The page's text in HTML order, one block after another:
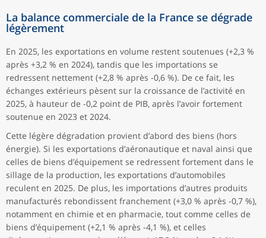
La balance commerciale de la France se dégrade
légèrement
En 2025, les exportations en volume restent soutenues (+2,3 %
après +3,2 % en 2024), tandis que les importations se
redressent nettement (+2,8 % après -0,6 %). De ce fait, les
échanges extérieurs pèsent sur la croissance de l’activité en
2025, à hauteur de -0,2 point de PIB, après l’avoir fortement
soutenue en 2023 et 2024.
Cette légère dégradation provient d’abord des biens (hors
énergie). Si les exportations d’aéronautique et naval ainsi que
celles de biens d’équipement se redressent fortement dans le
sillage de la production, les exportations d’automobiles
reculent en 2025. De plus, les importations d’autres produits
manufacturés rebondissent franchement (+3,0 % après -0,7 %),
notamment en chimie et en pharmacie, tout comme celles de
biens d’équipement (+2,1 % après -4,1 %), et celles